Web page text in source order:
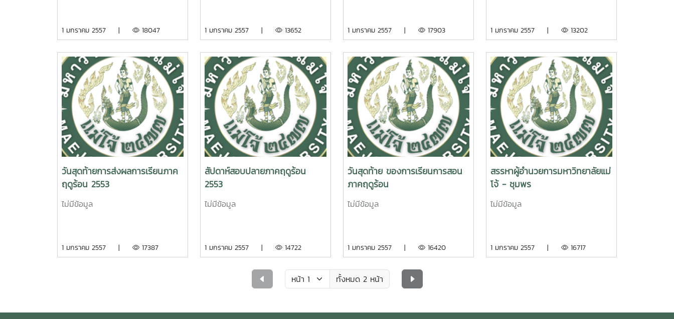
กิจเจา(24 มค.
คำ()5307104322นายสุรศักดิ์ เกียรติ
ประยุกต์(24 มค.
55)5307104324นางสาวอุมาภรณ์ มี
ครุฑ(24 มค. 55)
ลานกิจกรรมหอพักหญิง 9
1 มกราคม 2557 | 18047 1 มกราคม 2557 | 13652 1 มกราคม 2557 | 17903 1 มกราคม 2557 | 13202
วันสุดท้ายการส่งผลการเรียนภาค
ฤดูร้อน 2553
ไม่มีข้อมูล
1 มกราคม 2557 | 17387
สัปดาห์สอบปลายภาคฤดูร้อน
2553
ไม่มีข้อมูล
1 มกราคม 2557 | 14722
วันสุดท้าย ของการเรียนการสอน
ภาคฤดูร้อน
ไม่มีข้อมูล
1 มกราคม 2557 | 16420
สรรหาผู้อำนวยการมหาวิทยาลัยแม่
โจ้ - ชุมพร
ไม่มีข้อมูล
1 มกราคม 2557 | 16717
ทั้งหมด 2 หน้า